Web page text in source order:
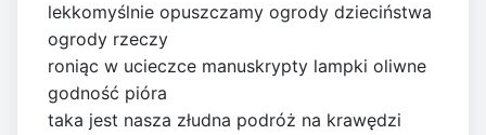
lekkomyślnie opuszczamy ogrody dzieciństwa
ogrody rzeczy
roniąc w ucieczce manuskrypty lampki oliwne
godność pióra
taka jest nasza złudna podróż na krawędzi